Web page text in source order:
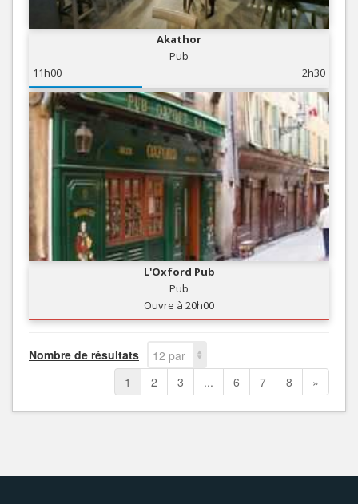
Akathor
Pub
11h00
2h30
L'Oxford Pub
Pub
Ouvre à 20h00
Nombre de résultats
12 par
page
1 2 3 ... 6 7 8 »